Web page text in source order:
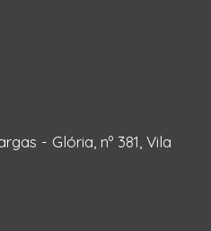
- Glória, nº 381, Vila